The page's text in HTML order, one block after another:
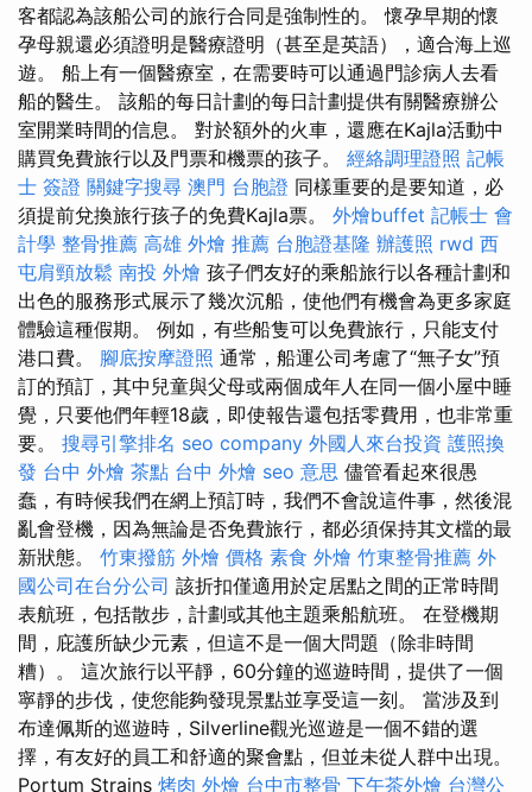
客都認為該船公司的旅行合同是強制性的。 懷孕早期的懷
孕母親還必須證明是醫療證明（甚至是英語），適合海上巡
遊。 船上有一個醫療室，在需要時可以通過門診病人去看
船的醫生。 該船的每日計劃的每日計劃提供有關醫療辦公
室開業時間的信息。 對於額外的火車，還應在Kajla活動中
購買免費旅行以及門票和機票的孩子。 經絡調理證照 記帳
士 簽證 關鍵字搜尋 澳門 台胞證 同樣重要的是要知道，必
須提前兌換旅行孩子的免費Kajla票。 外燴buffet 記帳士 會
計學 整骨推薦 高雄 外燴 推薦 台胞證基隆 辦護照 rwd 西
屯肩頸放鬆 南投 外燴 孩子們友好的乘船旅行以各種計劃和
出色的服務形式展示了幾次沉船，使他們有機會為更多家庭
體驗這種假期。 例如，有些船隻可以免費旅行，只能支付
港口費。 腳底按摩證照 通常，船運公司考慮了“無子女”預
訂的預訂，其中兒童與父母或兩個成年人在同一個小屋中睡
覺，只要他們年輕18歲，即使報告還包括零費用，也非常重
要。 搜尋引擎排名 seo company 外國人來台投資 護照換
發 台中 外燴 茶點 台中 外燴 seo 意思 儘管看起來很愚
蠢，有時候我們在網上預訂時，我們不會說這件事，然後混
亂會登機，因為無論是否免費旅行，都必須保持其文檔的最
新狀態。 竹東撥筋 外燴 價格 素食 外燴 竹東整骨推薦 外
國公司在台分公司 該折扣僅適用於定居點之間的正常時間
表航班，包括散步，計劃或其他主題乘船航班。 在登機期
間，庇護所缺少元素，但這不是一個大問題（除非時間
糟）。 這次旅行以平靜，60分鐘的巡遊時間，提供了一個
寧靜的步伐，使您能夠發現景點並享受這一刻。 當涉及到
布達佩斯的巡遊時，Silverline觀光巡遊是一個不錯的選
擇，有友好的員工和舒適的聚會點，但並未從人群中出現。
Portum Strains 烤肉 外燴 台中市整骨 下午茶外燴 台灣公